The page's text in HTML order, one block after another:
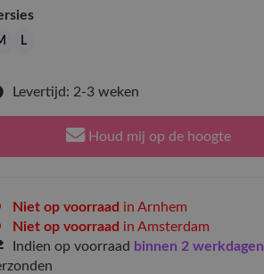
L
Levertijd: 2-3 weken
Houd mij op de hoogte
Niet op voorraad in Arnhem
Niet op voorraad in Amsterdam
Indien op voorraad binnen 2 werkdagen